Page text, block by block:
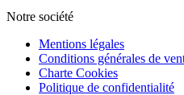
Notre société
Mentions légales
Conditions générales de
Charte Cookies
Politique de confidentialité